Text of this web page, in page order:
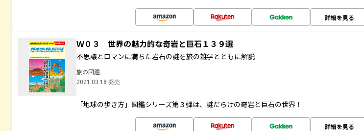
詳細を見る
Ｗ０３ 世界の魅力的な奇岩と巨石１３９選
不思議とロマンに満ちた岩石の謎を旅の雑学とともに解説
旅の図鑑
2021.03.18 発売
「地球の歩き方」図鑑シリーズ第３弾は、謎だらけの奇岩と巨石の世界！
詳細を見る